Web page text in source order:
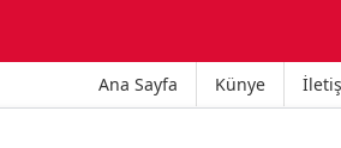
Ana Sayfa Künye